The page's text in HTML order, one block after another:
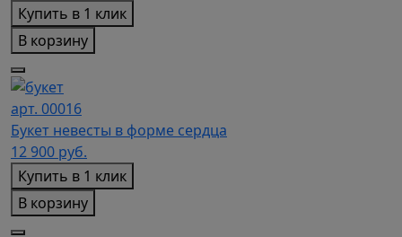
Купить в 1 клик
В корзину
арт. 00016
Букет невесты в форме сердца
12 900 руб.
Купить в 1 клик
В корзину